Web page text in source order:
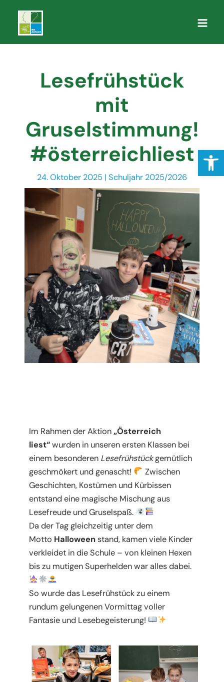
springen
Lesefrühstück
mit
Gruselstimmung!
#österreichliest
24. Oktober 2025 | Schuljahr 2025/2026
Im Rahmen der Aktion„Österreich
liest“wurden in unseren ersten Klassen bei
einem besonderen Lesefrühstückgemütlich
geschmökert und genascht!
Zwischen
Geschichten, Kostümen und Kürbissen
entstand eine magische Mischung aus
Lesefreude und Gruselspaß.
Da der Tag gleichzeitig unter dem
Motto Halloweenstand, kamen viele Kinder
verkleidet in die Schule – von kleinen Hexen
bis zu mutigen Superhelden war alles dabei.
So wurde das Lesefrühstück zu einem
rundum gelungenen Vormittag voller
Fantasie und Lesebegeisterung!